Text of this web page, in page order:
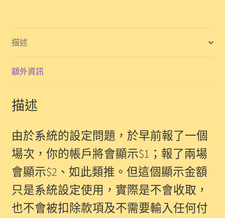
6
(六)
量
描述
額外資訊
描述
由於系統的設定問題，於早前報了一個
場次，你的帳戶將會顯示$1；報了兩場
會顯示$2、如此類推。但這個顯示金額
只是系統設定使用，實際是不會收取，
也不會被扣除款項及不需要輸入任何付